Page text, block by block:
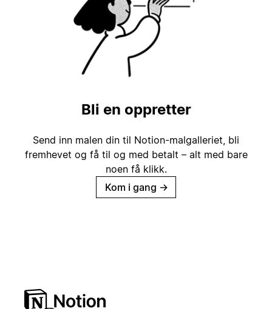
Bli en oppretter
Send inn malen din til Notion-malgalleriet, bli
fremhevet og få til og med betalt – alt med bare
noen få klikk.
Kom i gang →